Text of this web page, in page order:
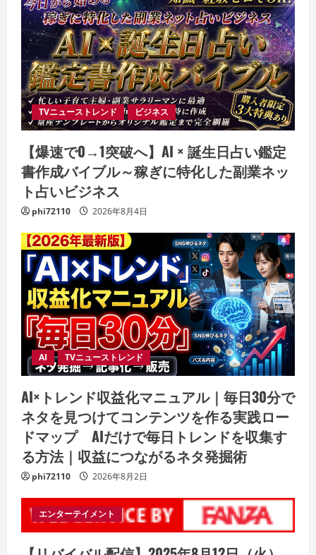
TVニューストレンド ビジネス
【爆速で0→1突破へ】AI × 誕生日占い鑑定
書作成バイブル～稼ぎに特化した副業ネッ
ト占いビジネス
phi72110 2026年8月4日
AI TVニューストレンド
AI×トレンド収益化マニュアル｜毎日30分で
ネタを見つけてコンテンツを作る実践ロー
ドマップ AIだけで毎日トレンドを収集す
る方法｜収益につながるネタ発掘術
phi72110 2026年8月2日
エンターテイメント